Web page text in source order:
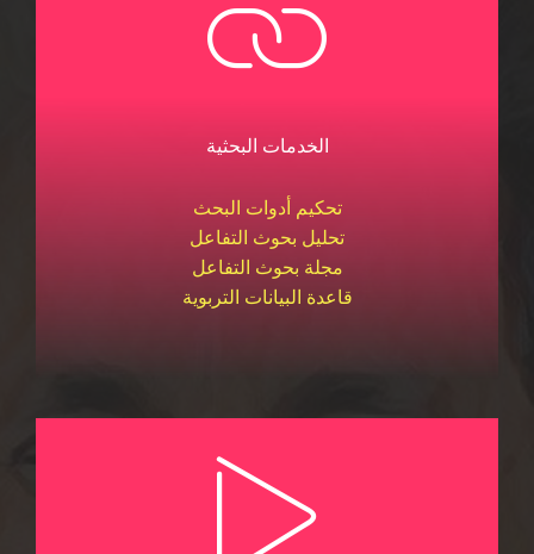
الخدمات البحثية
تحكيم أدوات البحث
تحليل بحوث التفاعل
مجلة بحوث التفاعل
قاعدة البيانات التربوية